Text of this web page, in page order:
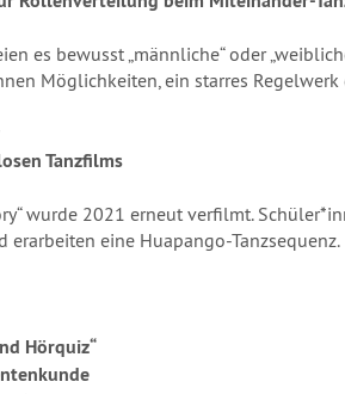
es bewusst „männliche“ oder
Möglichkeiten, ein starres
Tanzfilms
wurde 2021 erneut verfilmt.
erarbeiten eine Huapango-Tanzsequenz.
Hörquiz“